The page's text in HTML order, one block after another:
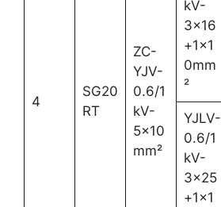
4
SG20
RT
ZC-
YJV-
0.6/1
kV-
5×10
mm²
kV-
3×16
+1×1
0mm
²
YJLV-
0.6/1
kV-
3×25
+1×1